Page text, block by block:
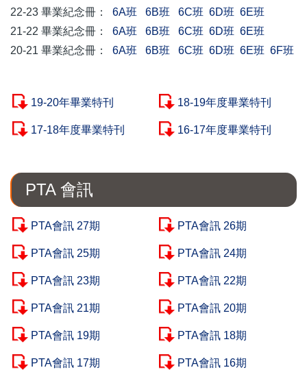
22-23 畢業紀念冊： 6A班 6B班 6C班 6D班 6E班
21-22 畢業紀念冊： 6A班 6B班 6C班 6D班 6E班
20-21 畢業紀念冊： 6A班 6B班 6C班 6D班 6E班 6F班
19-20年畢業特刊 18-19年度畢業特刊
17-18年度畢業特刊 16-17年度畢業特刊
PTA 會訊
PTA會訊 27期 PTA會訊 26期
PTA會訊 25期 PTA會訊 24期
PTA會訊 23期 PTA會訊 22期
PTA會訊 21期 PTA會訊 20期
PTA會訊 19期 PTA會訊 18期
PTA會訊 17期 PTA會訊 16期